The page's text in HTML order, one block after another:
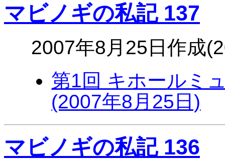
マビノギの私記 137
2007年8月25日作成
第1回 キホールミ
(2007年8月25日)
マビノギの私記 136